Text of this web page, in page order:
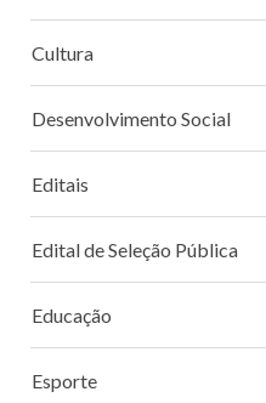
Cultura
Desenvolvimento Social
Editais
Edital de Seleção Pública
Educação
Esporte